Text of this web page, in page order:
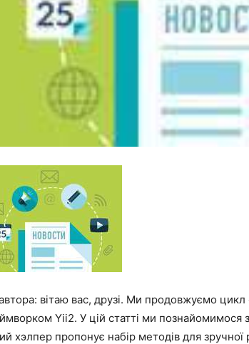
вітаю вас, друзі. Ми продовжуємо
Yii2. У цій статті ми
хэлпер пропонує набір методів для